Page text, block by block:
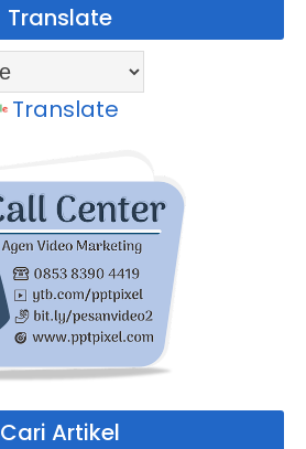
Translate
Translate
Cari Artikel